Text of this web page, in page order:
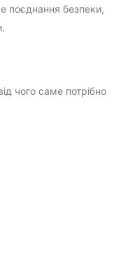
поєднання безпеки,
чого саме потрібно